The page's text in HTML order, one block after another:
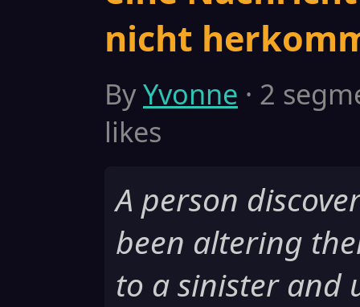
nicht
ByYvonne · 2
likes
A person
been altering
to a sinister and